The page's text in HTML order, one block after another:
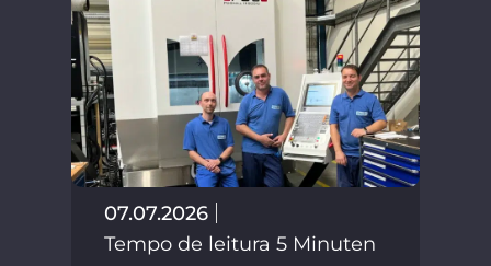
07.07.2026
Tempo de leitura 5 Minuten